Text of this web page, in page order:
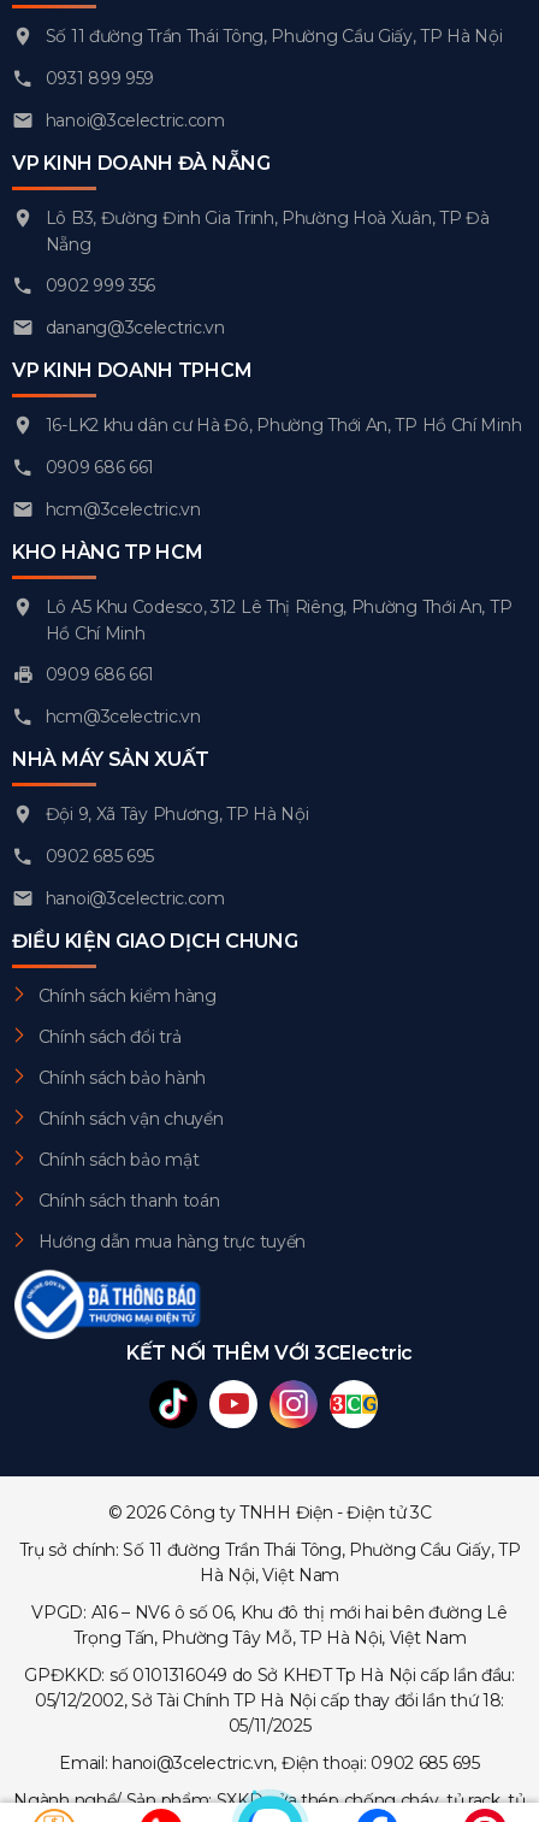
Số 11 đường Trần Thái Tông, Phường Cầu Giấy, TP Hà Nội
0931 899 959
hanoi@3celectric.com
VP KINH DOANH ĐÀ NẴNG
Lô B3, Đường Đinh Gia Trinh, Phường Hoà Xuân, TP Đà
Nẵng
0902 999 356
danang@3celectric.vn
VP KINH DOANH TPHCM
16-LK2 khu dân cư Hà Đô, Phường Thới An, TP Hồ Chí Minh
0909 686 661
hcm@3celectric.vn
KHO HÀNG TP HCM
Lô A5 Khu Codesco, 312 Lê Thị Riêng, Phường Thới An, TP
Hồ Chí Minh
0909 686 661
hcm@3celectric.vn
NHÀ MÁY SẢN XUẤT
Đội 9, Xã Tây Phương, TP Hà Nội
0902 685 695
hanoi@3celectric.com
ĐIỀU KIỆN GIAO DỊCH CHUNG
Chính sách kiểm hàng
Chính sách đổi trả
Chính sách bảo hành
Chính sách vận chuyển
Chính sách bảo mật
Chính sách thanh toán
Hướng dẫn mua hàng trực tuyến
KẾT NỐI THÊM VỚI 3CElectric
© 2026 Công ty TNHH Điện - Điện tử 3C
Trụ sở chính: Số 11 đường Trần Thái Tông, Phường Cầu Giấy, TP
Hà Nội, Việt Nam
VPGD: A16 – NV6 ô số 06, Khu đô thị mới hai bên đường Lê
Trọng Tấn, Phường Tây Mỗ, TP Hà Nội, Việt Nam
GPĐKKD: số 0101316049 do Sở KHĐT Tp Hà Nội cấp lần đầu:
05/12/2002, Sở Tài Chính TP Hà Nội cấp thay đổi lần thứ 18:
05/11/2025
Email: hanoi@3celectric.vn, Điện thoại: 0902 685 695
Ngành nghề/ Sản phẩm: SXKD cửa thép chống cháy, tủ rack, tủ